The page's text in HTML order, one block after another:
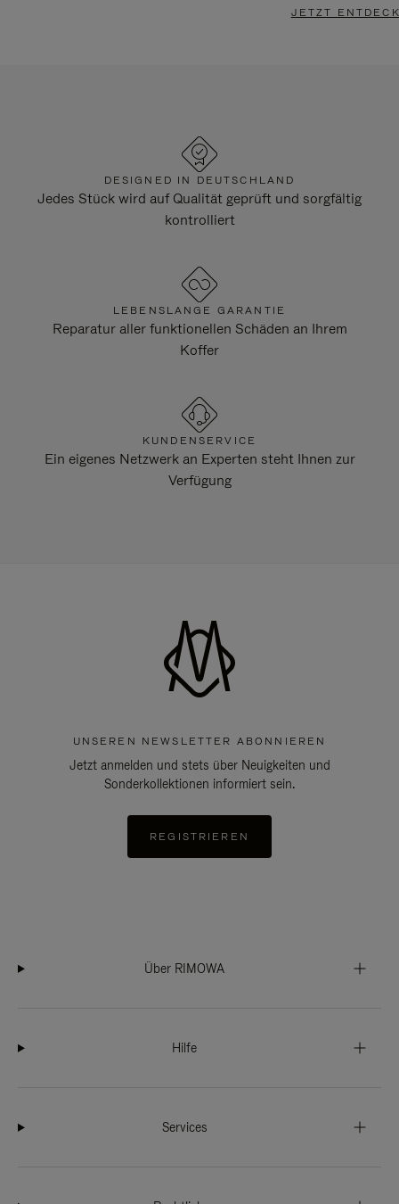
JETZT
DESIGNED IN DEUTSCHLAND
Jedes Stück wird auf Qualität geprüft und sorgfältig
kontrolliert
LEBENSLANGE GARANTIE
Reparatur aller funktionellen Schäden an Ihrem
Koffer
KUNDENSERVICE
Ein eigenes Netzwerk an Experten steht Ihnen zur
Verfügung
UNSEREN NEWSLETTER ABONNIEREN
Jetzt anmelden und stets über Neuigkeiten und
Sonderkollektionen informiert sein.
REGISTRIEREN
Über RIMOWA
Hilfe
Services